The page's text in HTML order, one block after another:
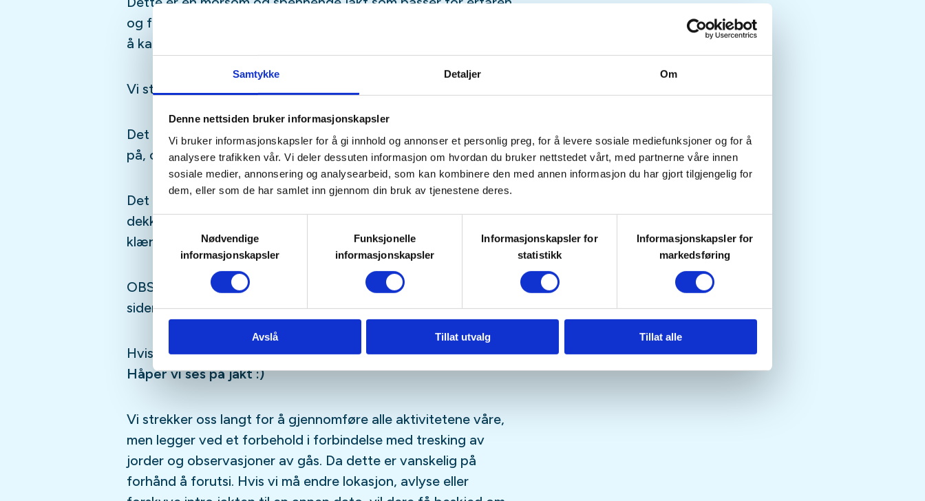
Samtykke Detaljer Om
Denne nettsiden bruker informasjonskapsler
Vi bruker informasjonskapsler for å gi innhold og annonser et personlig preg, for å levere sosiale mediefunksjoner og for å
analysere trafikken vår. Vi deler dessuten informasjon om hvordan du bruker nettstedet vårt, med partnerne våre innen
sosiale medier, annonsering og analysearbeid, som kan kombinere den med annen informasjon du har gjort tilgjengelig for
dem, eller som de har samlet inn gjennom din bruk av tjenestene deres.
Samtykkevalg
Nødvendige
informasjonskapsler
Funksjonelle
informasjonskapsler
Informasjonskapsler for
statistikk
Informasjonskapsler for
markedsføring
Avslå Tillat utvalg Tillat alle
og ferske jegere. Her trenger du et jorde du kan jakte på, noe
å kamuflere deg med og noen lokkegås.
Vi stiller med sted, kamuflasje, og lokkegås.
Det du trenger å ta med selv er: hagle med skudd, noe sitte
på, og kamuflasje klær etter vær.
Det er veldig viktig å være godt kamuflert. Så her må du
dekke til hender, ansikt og gå i kamuflasje. Grønn, svart, brune
klær fungerer fint. Grunnen til dette er at gås ser godt.
OBS!! Vi parkerer inne på et gårdstun hvor det bor folk, og
siden det er tidlig på morgenen så hvis hensyn.
Hvis du lurer på noe ta kontakt.
Håper vi ses på jakt :)
Vi strekker oss langt for å gjennomføre alle aktivitetene våre,
men legger ved et forbehold i forbindelse med tresking av
jorder og observasjoner av gås. Da dette er vanskelig på
forhånd å forutsi. Hvis vi må endre lokasjon, avlyse eller